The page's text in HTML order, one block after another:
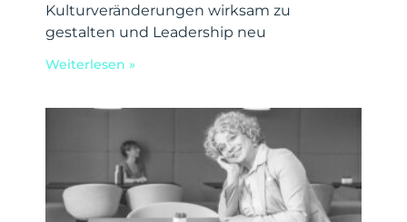
Kulturveränderungen wirksam zu
gestalten und Leadership neu
Weiterlesen »